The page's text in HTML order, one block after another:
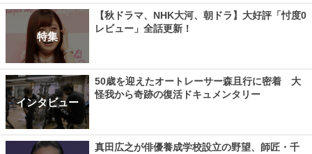
特集
【秋ドラマ、NHK大河、朝ドラ】大好評「忖度0
レビュー」全話更新！
インタビュー
50歳を迎えたオートレーサー森且行に密着 大
怪我から奇跡の復活ドキュメンタリー
真田広之が俳優養成学校設立の野望、師匠・千